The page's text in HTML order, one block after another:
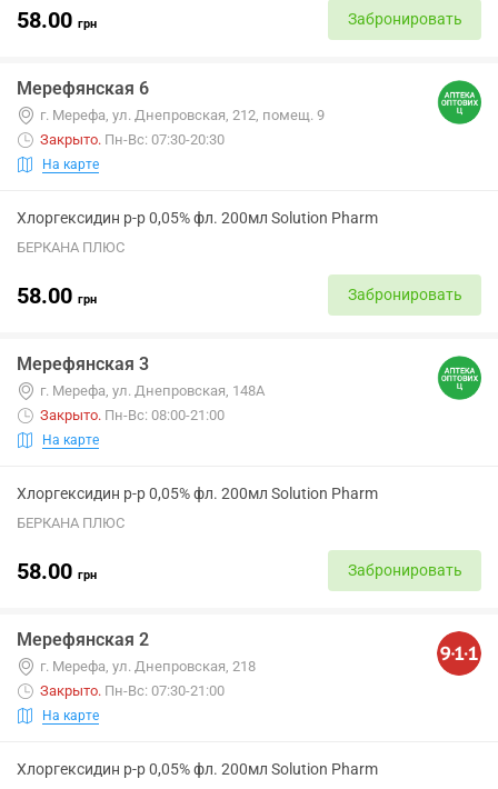
58.00 грн Забронировать
Мерефянская 6
г. Мерефа, ул. Днепровская, 212, помещ. 9
Закрыто. Пн-Вс: 07:30-20:30
На карте
Хлоргексидин р-р 0,05% фл. 200мл Solution Pharm
БЕРКАНА ПЛЮС
58.00 грн Забронировать
Мерефянская 3
г. Мерефа, ул. Днепровская, 148А
Закрыто. Пн-Вс: 08:00-21:00
На карте
Хлоргексидин р-р 0,05% фл. 200мл Solution Pharm
БЕРКАНА ПЛЮС
58.00 грн Забронировать
Мерефянская 2
г. Мерефа, ул. Днепровская, 218
Закрыто. Пн-Вс: 07:30-21:00
На карте
Хлоргексидин р-р 0,05% фл. 200мл Solution Pharm